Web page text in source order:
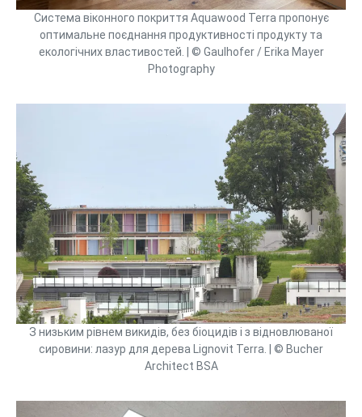
Система віконного покриття Aquawood Terra пропонує
оптимальне поєднання продуктивності продукту та
екологічних властивостей. | © Gaulhofer / Erika Mayer
Photography
З низьким рівнем викидів, без біоцидів і з відновлюваної
сировини: лазур для дерева Lignovit Terra. | © Bucher
Architect BSA